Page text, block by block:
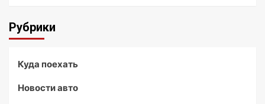
Рубрики
Куда поехать
Новости авто